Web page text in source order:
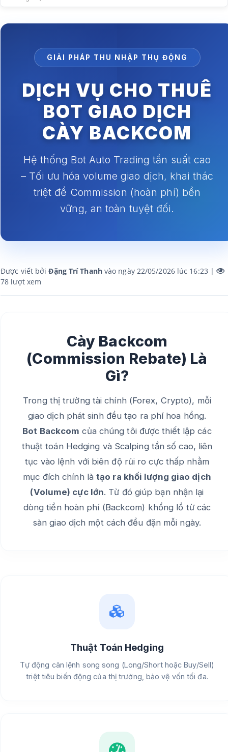
GIẢI PHÁP THU NHẬP THỤ ĐỘNG
DỊCH VỤ CHO THUÊ
BOT GIAO DỊCH
CÀY BACKCOM
Hệ thống Bot Auto Trading tần suất cao
– Tối ưu hóa volume giao dịch, khai thác
triệt để Commission (hoàn phí) bền
vững, an toàn tuyệt đối.
Được viết bởiĐặng Trí Thanhvào ngày 22/05/2026 lúc 16:23 |
78 lượt xem
Cày Backcom
(Commission Rebate) Là
Gì?
Trong thị trường tài chính (Forex, Crypto), mỗi
giao dịch phát sinh đều tạo ra phí hoa hồng.
Bot Backcom của chúng tôi được thiết lập các
thuật toán Hedging và Scalping tần số cao, liên
tục vào lệnh với biên độ rủi ro cực thấp nhằm
mục đích chính làtạo ra khối lượng giao dịch
(Volume) cực lớn. Từ đó giúp bạn nhận lại
dòng tiền hoàn phí (Backcom) khổng lồ từ các
sàn giao dịch một cách đều đặn mỗi ngày.
Thuật Toán Hedging
Tự động cân lệnh song song (Long/Short hoặc Buy/Sell)
triệt tiêu biến động của thị trường, bảo vệ vốn tối đa.